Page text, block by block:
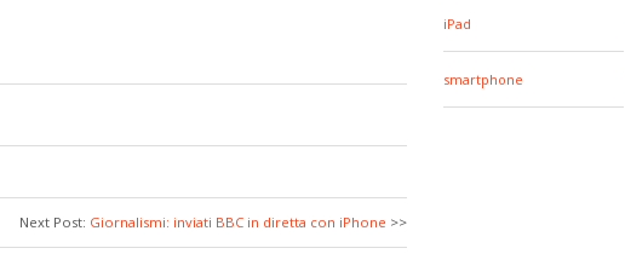
iPad
smartphone
Next Post: Giornalismi: inviati BBC in diretta con iPhone >>